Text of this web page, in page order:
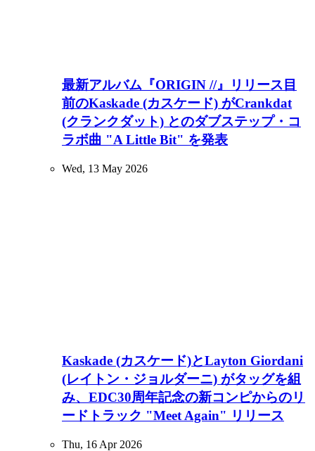
最新アルバム『ORIGIN //』リリース目
前のKaskade (カスケード) がCrankdat
(クランクダット) とのダブステップ・コ
ラボ曲 "A Little Bit" を発表
Wed, 13 May 2026
Kaskade (カスケード)とLayton Giordani
(レイトン・ジョルダーニ) がタッグを組
み、EDC30周年記念の新コンピからのリ
ードトラック "Meet Again" リリース
Thu, 16 Apr 2026